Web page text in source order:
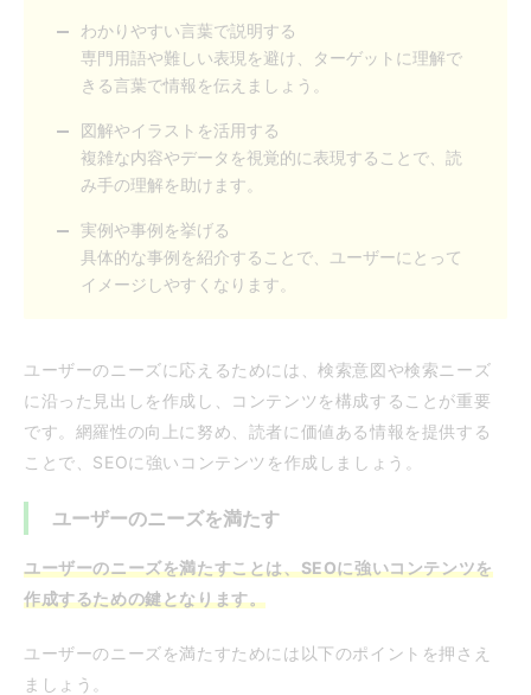
わかりやすい言葉で説明する
専門用語や難しい表現を避け、ターゲットに理解で
きる言葉で情報を伝えましょう。
図解やイラストを活用する
複雑な内容やデータを視覚的に表現することで、読
み手の理解を助けます。
実例や事例を挙げる
具体的な事例を紹介することで、ユーザーにとって
イメージしやすくなります。
ユーザーのニーズに応えるためには、検索意図や検索ニーズ
に沿った見出しを作成し、コンテンツを構成することが重要
です。網羅性の向上に努め、読者に価値ある情報を提供する
ことで、SEOに強いコンテンツを作成しましょう。
ユーザーのニーズを満たす
ユーザーのニーズを満たすことは、SEOに強いコンテンツを
作成するための鍵となります。
ユーザーのニーズを満たすためには以下のポイントを押さえ
ましょう。